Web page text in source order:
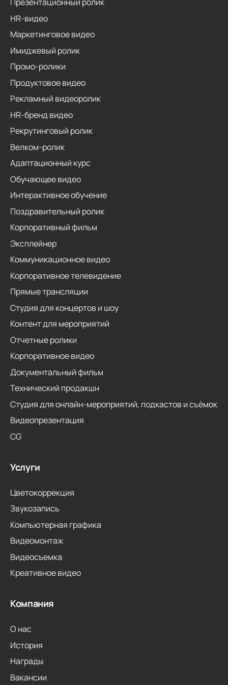
HR-видео
Маркетинговое видео
Имиджевый ролик
Промо-ролики
Продуктовое видео
Рекламный видеоролик
HR-бренд видео
Рекрутинговый ролик
Велком-ролик
Адаптационный курс
Обучающее видео
Интерактивное обучение
Поздравительный ролик
Корпоративный фильм
Эксплейнер
Коммуникационное видео
Корпоративное телевидение
Прямые трансляции
Студия для концертов и шоу
Контент для мероприятий
Отчетные ролики
Корпоративное видео
Документальный фильм
Технический продакшн
Студия для онлайн-мероприятий, подкастов и съёмок
Видеопрезентация
CG
Услуги
Цветокоррекция
Звукозапись
Компьютерная графика
Видеомонтаж
Видеосъемка
Креативное видео
Компания
О нас
История
Награды
Вакансии